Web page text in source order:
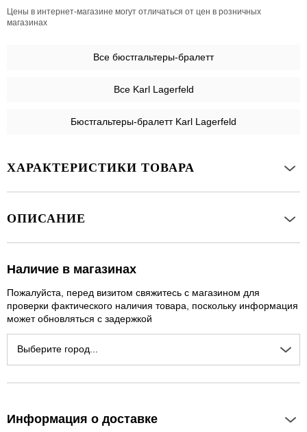
Цены в интернет-магазине могут отличаться от цен в розничных
магазинах
Все бюстгальтеры-бралетт
Все Karl Lagerfeld
Бюстгальтеры-бралетт Karl Lagerfeld
ХАРАКТЕРИСТИКИ ТОВАРА
ОПИСАНИЕ
Наличие в магазинах
Пожалуйста, перед визитом свяжитесь с магазином для
проверки фактического наличия товара, поскольку информация
может обновляться с задержкой
Выберите город...
Информация о доставке